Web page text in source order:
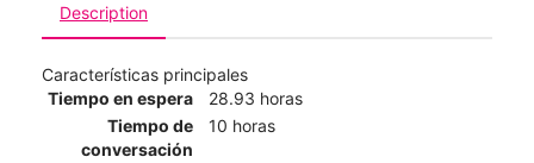
Description
Características principales
Tiempo en espera
28.93 horas
Tiempo de
conversación
10 horas